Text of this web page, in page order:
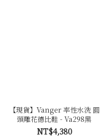
【現貨】Vanger 率性水洗 圓
頭雕花德比鞋 - Va298黑
NT$4,380